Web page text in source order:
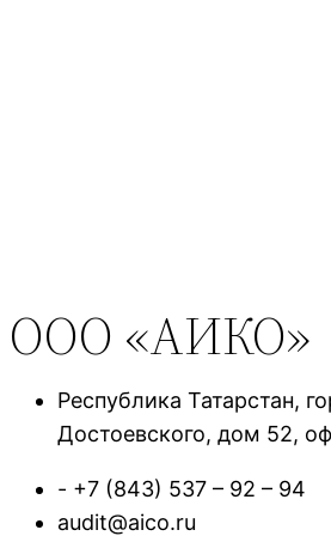
ООО «АИКО»
Республика Татарстан,
Достоевского, дом 52,
- +7 (843) 537 – 92 – 94
audit@aico.ru